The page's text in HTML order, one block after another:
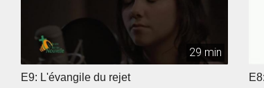
29 min
E9: L'évangile du rejet